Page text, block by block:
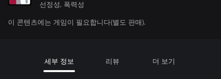
선정성, 폭력성
이 콘텐츠에는 게임이 필요합니다(별도 판매).
세부 정보 리뷰 더 보기